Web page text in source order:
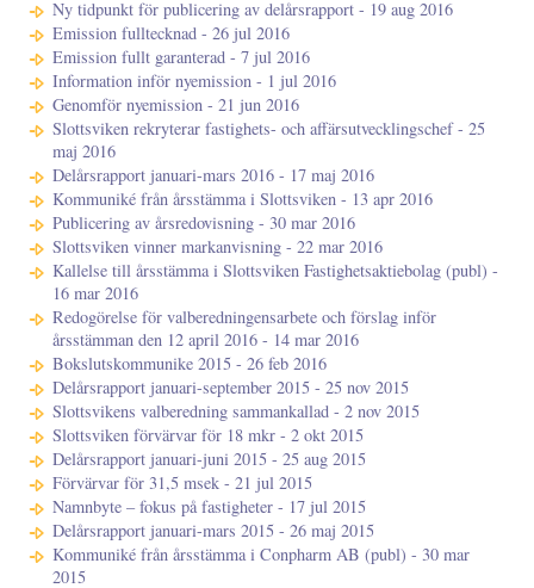
Ny tidpunkt för publicering av delårsrapport - 19 aug 2016
Emission fulltecknad - 26 jul 2016
Emission fullt garanterad - 7 jul 2016
Information inför nyemission - 1 jul 2016
Genomför nyemission - 21 jun 2016
Slottsviken rekryterar fastighets- och affärsutvecklingschef - 25
maj 2016
Delårsrapport januari-mars 2016 - 17 maj 2016
Kommuniké från årsstämma i Slottsviken - 13 apr 2016
Publicering av årsredovisning - 30 mar 2016
Slottsviken vinner markanvisning - 22 mar 2016
Kallelse till årsstämma i Slottsviken Fastighetsaktiebolag (publ) -
16 mar 2016
Redogörelse för valberedningensarbete och förslag inför
årsstämman den 12 april 2016 - 14 mar 2016
Bokslutskommunike 2015 - 26 feb 2016
Delårsrapport januari-september 2015 - 25 nov 2015
Slottsvikens valberedning sammankallad - 2 nov 2015
Slottsviken förvärvar för 18 mkr - 2 okt 2015
Delårsrapport januari-juni 2015 - 25 aug 2015
Förvärvar för 31,5 msek - 21 jul 2015
Namnbyte – fokus på fastigheter - 17 jul 2015
Delårsrapport januari-mars 2015 - 26 maj 2015
Kommuniké från årsstämma i Conpharm AB (publ) - 30 mar
2015